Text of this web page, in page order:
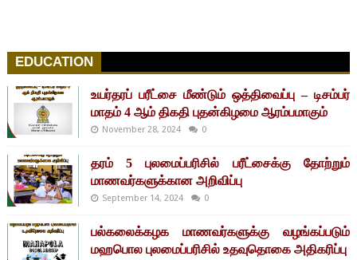
EDUCATION
உயர்தரப் பரீட்சை மீண்டும் ஒத்திவைப்பு – டிசம்பர்
மாதம் 4 ஆம் திகதி புதன்கிழமை ஆரம்பமாகும்
November 28, 2024 0
தரம் 5 புலமைப்பரிசில் பரீட்சைக்கு தோற்றும்
மாணவர்களுக்கான அறிவிப்பு
September 14, 2024 0
பல்கலைக்கழக மாணவர்களுக்கு வழங்கப்படும்
மஹபொல புலமைப்பரிசில் உதவுதொகை அதிகரிப்பு